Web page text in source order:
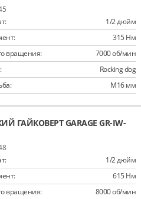
1/2 дюйм
315 Нм
вращения:
7000 об/мин
Rocking dog
M16 мм
ГАЙКОВЕРТ GARAGE GR-IW-
1/2 дюйм
615 Нм
вращения:
8000 об/мин